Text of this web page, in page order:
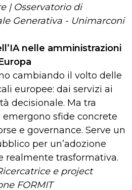
| Osservatorio di
Generativa - Unimarconi
nelle amministrazioni
cambiando il volto delle
europee: dai servizi ai
decisionale. Ma tra
sfide concrete
e governance. Serve un
per un’adozione
realmente trasformativa.
e project
FORMIT